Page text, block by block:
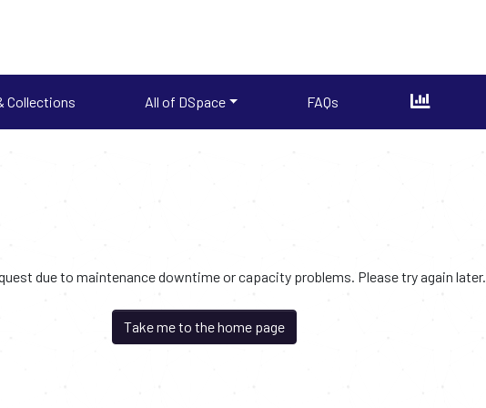
Collections All of DSpace FAQs
due to maintenance downtime or capacity problems. Please try again later.
Take me to the home page